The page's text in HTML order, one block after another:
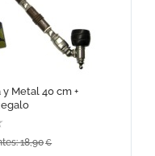
y Metal 40 cm +
18,90€